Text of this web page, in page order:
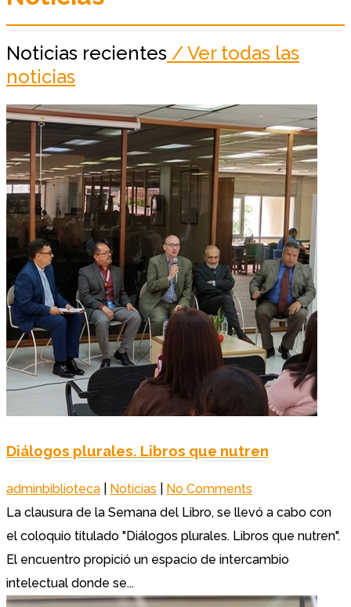
Noticias recientes / Ver todas las
noticias
Diálogos plurales. Libros que nutren
adminbiblioteca Noticias
No Comments
La clausura de la Semana del Libro, se llevó a cabo con
el coloquio titulado "Diálogos plurales. Libros que nutren".
El encuentro propició un espacio de intercambio
intelectual donde se...